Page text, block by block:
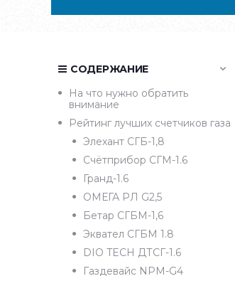
СОДЕРЖАНИЕ
На что нужно обратить
внимание
Рейтинг лучших счетчиков газа
Элехант СГБ-1,8
Счётприбор СГМ-1.6
Гранд-1.6
ОМЕГА РЛ G2,5
Бетар СГБМ-1,6
Эквател СГБМ 1.8
DIO TECH ДТСГ-1.6
Газдевайс NPM-G4